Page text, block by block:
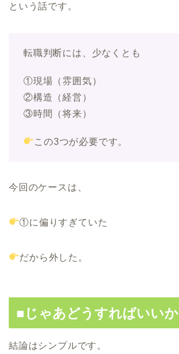
という話です。
転職判断には、少なくとも
①現場（雰囲気）
②構造（経営）
③時間（将来）
この3つが必要です。
今回のケースは、
①に偏りすぎていた
だから外した。
■じゃあどうすればいいか
結論はシンプルです。